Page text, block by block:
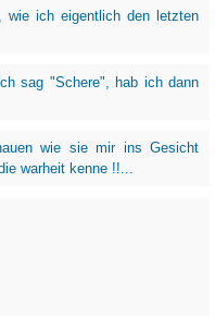
wie ich eigentlich den letzten
sag "Schere", hab ich dann
wie sie mir ins Gesicht
warheit kenne !!...